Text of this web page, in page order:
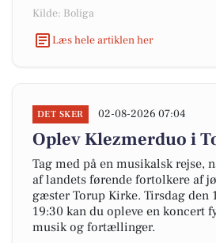
Kilde: Boliga
Læs hele artiklen her
DET SKER 02-08-2026 07:04
Oplev Klezmerduo i
Tag med på en musikalsk rejse,
af landets førende fortolkere af
gæster Torup Kirke. Tirsdag den
19:30 kan du opleve en koncert
musik og fortællinger.